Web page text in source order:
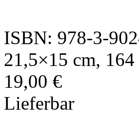
ISBN: 978-3-
21,5×15 cm,
19,00 €
Lieferbar